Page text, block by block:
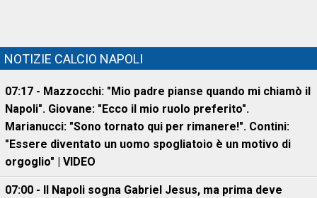
NOTIZIE CALCIO NAPOLI
07:17 - Mazzocchi: "Mio padre pianse quando mi chiamò il
Napoli". Giovane: "Ecco il mio ruolo preferito".
Marianucci: "Sono tornato qui per rimanere!". Contini:
"Essere diventato un uomo spogliatoio è un motivo di
orgoglio" | VIDEO
07:00 - Il Napoli sogna Gabriel Jesus, ma prima deve